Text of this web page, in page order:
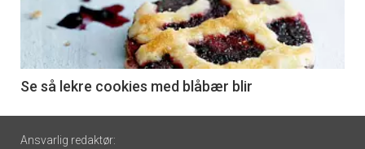
nå
6
Se så lekre cookies med blåbær blir
Footer
Ansvarlig redaktør: